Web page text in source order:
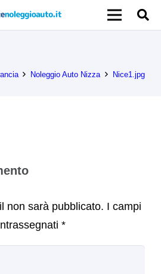
Noleggio Auto Nizza Nice1.jpg
non sarà pubblicato. I campi
*